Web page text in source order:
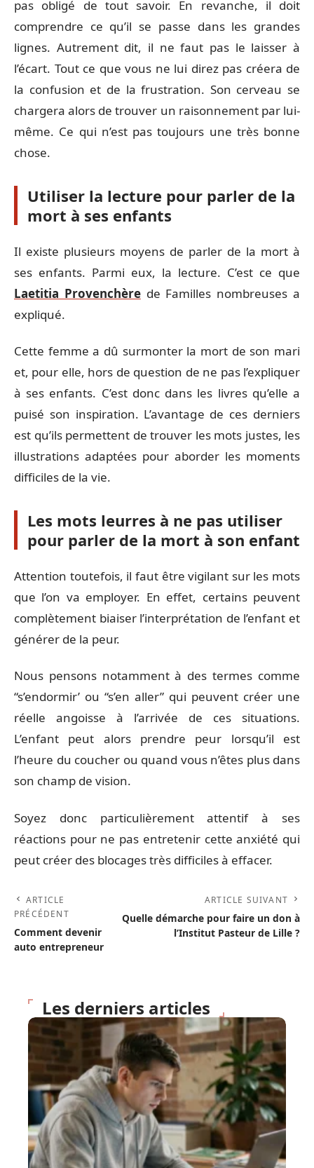
pas obligé de tout savoir. En revanche, il doit
comprendre ce qu’il se passe dans les grandes
lignes. Autrement dit, il ne faut pas le laisser à
l’écart. Tout ce que vous ne lui direz pas créera de
la confusion et de la frustration. Son cerveau se
chargera alors de trouver un raisonnement par lui-
même. Ce qui n’est pas toujours une très bonne
chose.
Utiliser la lecture pour parler de la
mort à ses enfants
Il existe plusieurs moyens de parler de la mort à
ses enfants. Parmi eux, la lecture. C’est ce que
Laetitia Provenchèrede Familles nombreuses a
expliqué.
Cette femme a dû surmonter la mort de son mari
et, pour elle, hors de question de ne pas l’expliquer
à ses enfants. C’est donc dans les livres qu’elle a
puisé son inspiration. L’avantage de ces derniers
est qu’ils permettent de trouver les mots justes, les
illustrations adaptées pour aborder les moments
difficiles de la vie.
Les mots leurres à ne pas utiliser
pour parler de la mort à son enfant
Attention toutefois, il faut être vigilant sur les mots
que l’on va employer. En effet, certains peuvent
complètement biaiser l’interprétation de l’enfant et
générer de la peur.
Nous pensons notamment à des termes comme
“s’endormir’ ou “s’en aller” qui peuvent créer une
réelle angoisse à l’arrivée de ces situations.
L’enfant peut alors prendre peur lorsqu’il est
l’heure du coucher ou quand vous n’êtes plus dans
son champ de vision.
Soyez donc particulièrement attentif à ses
réactions pour ne pas entretenir cette anxiété qui
peut créer des blocages très difficiles à effacer.
ARTICLE
PRÉCÉDENT
Comment devenir
auto entrepreneur
ARTICLE SUIVANT
Quelle démarche pour faire un don à
l’Institut Pasteur de Lille ?
Les derniers articles